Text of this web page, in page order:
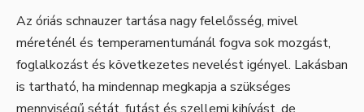
Az óriás schnauzer tartása nagy felelősség, mivel
méreténél és temperamentumánál fogva sok mozgást,
foglalkozást és következetes nevelést igényel. Lakásban
is tartható, ha mindennap megkapja a szükséges